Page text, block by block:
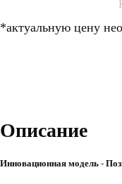
*актуальную цену
Описание
Инновационная модель -